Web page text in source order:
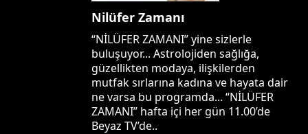
Nilüfer Zamanı
“NİLÜFER ZAMANI” yine sizlerle
buluşuyor... Astrolojiden sağlığa,
güzellikten modaya, ilişkilerden
mutfak sırlarına kadına ve hayata dair
ne varsa bu programda... “NİLÜFER
ZAMANI” hafta içi her gün 11.00’de
Beyaz TV’de..